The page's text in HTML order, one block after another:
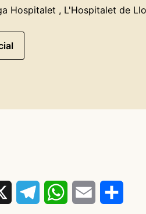
Hospitalet , L'Hospitalet de
TelegramWhatsApp
Email